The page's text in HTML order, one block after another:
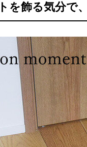
を飾る気分で